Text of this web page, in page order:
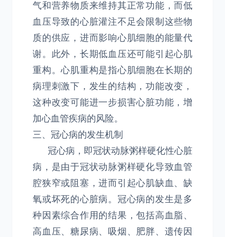
气和营养物质来维持其正常功能，而低
血压导致的心脏灌注不足会限制这些物
质的供应，进而影响心肌细胞的能量代
谢。此外，长期低血压还可能引起心肌
重构。心肌重构是指心肌细胞在长期的
病理刺激下，发生的结构，功能改变，
这种改变可能进一步损害心脏功能，增
加心血管疾病的风险。
三、冠心病的发生机制
冠心病，即冠状动脉粥样硬化性心脏
病，是由于冠状动脉粥样硬化导致血管
腔狭窄或阻塞，进而引起心肌缺血、缺
氧或坏死的心脏病。冠心病的发生是多
种因素综合作用的结果，包括高血脂、
高血压、糖尿病、吸烟、肥胖、遗传因